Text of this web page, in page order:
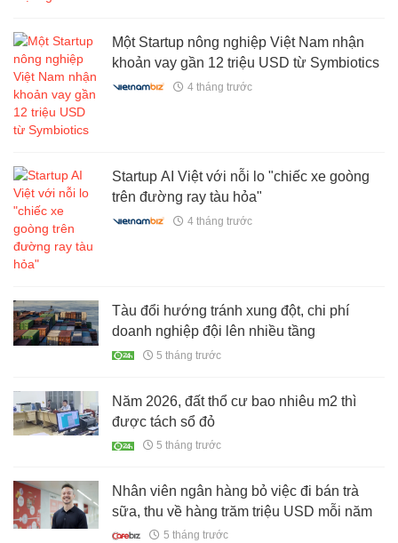
Một Startup nông nghiệp Việt Nam nhận
khoản vay gần 12 triệu USD từ Symbiotics
4 tháng trước
Startup AI Việt với nỗi lo "chiếc xe goòng
trên đường ray tàu hỏa"
4 tháng trước
Tàu đổi hướng tránh xung đột, chi phí
doanh nghiệp đội lên nhiều tầng
5 tháng trước
Năm 2026, đất thổ cư bao nhiêu m2 thì
được tách sổ đỏ
5 tháng trước
Nhân viên ngân hàng bỏ việc đi bán trà
sữa, thu về hàng trăm triệu USD mỗi năm
5 tháng trước